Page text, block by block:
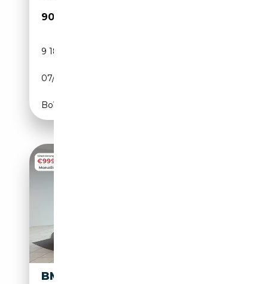
90 780€
9 182 km
07/2025
Boîte automatique
BMW 740 D XDRIVE M SPORT